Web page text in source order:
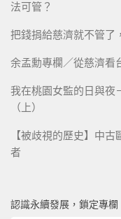
法可管？
把錢捐給慈濟就不管了
余孟勳專欄／從慈濟看
我在桃園女監的日與夜
（上）
【被歧視的歷史】中
者
認識永續發展，鎖定專欄